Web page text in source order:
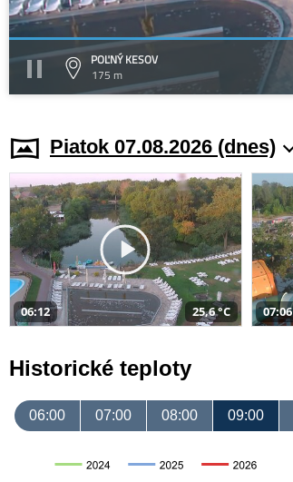
POĽNÝ KESOV
175 m
Piatok 07.08.2026 (dnes)
06:12 25,6 °C 07:06
Historické teploty
06:00 07:00 08:00 09:00